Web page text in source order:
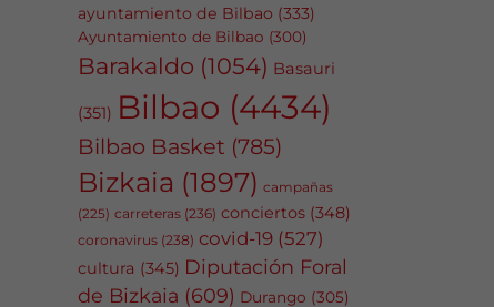
ayuntamiento de Bilbao (333)
Ayuntamiento de Bilbao (300)
Barakaldo (1054) Basauri
(351) Bilbao (4434)
Bilbao Basket (785)
Bizkaia (1897) campañas
(225) carreteras (236) conciertos (348)
coronavirus (238) covid-19 (527)
cultura (345) Diputación Foral
de Bizkaia (609) Durango (305)